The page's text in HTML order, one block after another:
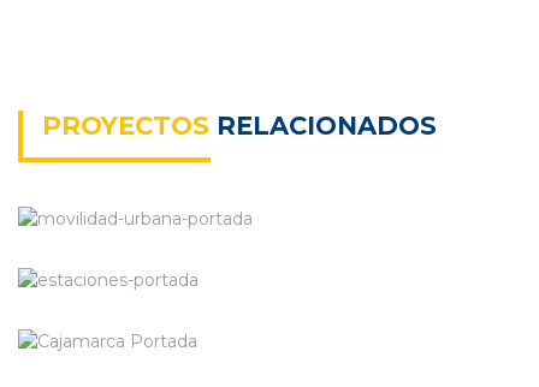
PROYECTOS RELACIONADOS